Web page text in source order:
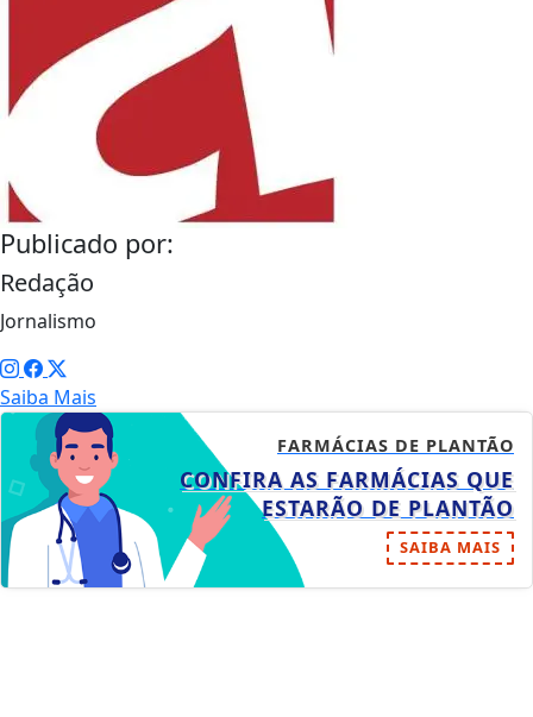
Publicado por:
Redação
Jornalismo
Saiba Mais
FARMÁCIAS DE PLANTÃO
CONFIRA AS FARMÁCIAS QUE
ESTARÃO DE PLANTÃO
SAIBA MAIS